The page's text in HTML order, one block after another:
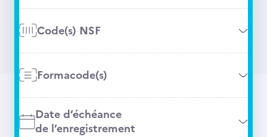
Code(s) NSF
Formacode(s)
Date d’échéance
de l’enregistrement